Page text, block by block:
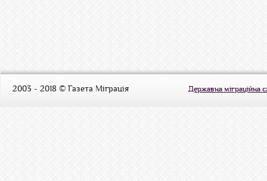
2003 - 2018 © Газета Міграція Державна міграційна